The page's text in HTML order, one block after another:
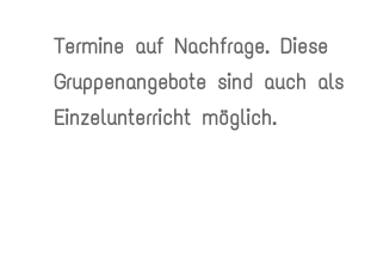
Termine auf Nachfrage. Diese
Gruppenangebote sind auch als
Einzelunterricht möglich.